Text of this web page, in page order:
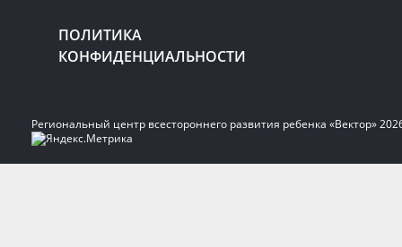
ПОЛИТИКА
КОНФИДЕНЦИАЛЬНОСТИ
Региональный центр всестороннего развития ребенка «Вектор»